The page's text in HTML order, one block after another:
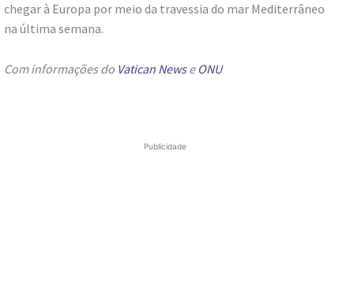
chegar à Europa por meio da travessia do mar Mediterrâneo
na última semana.
Com informações do Vatican Newse ONU
Publicidade